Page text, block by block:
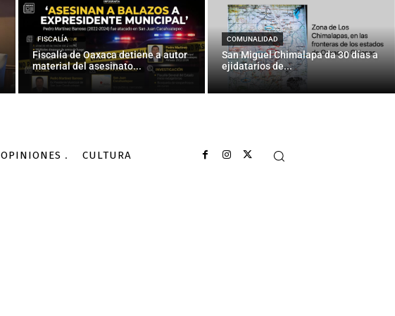
FISCALÍA
Fiscalía de Oaxaca detiene a autor
material del asesinato...
COMUNALIDAD
San Miguel Chimalapa da 30 días a
ejidatarios de...
OPINIONES CULTURA